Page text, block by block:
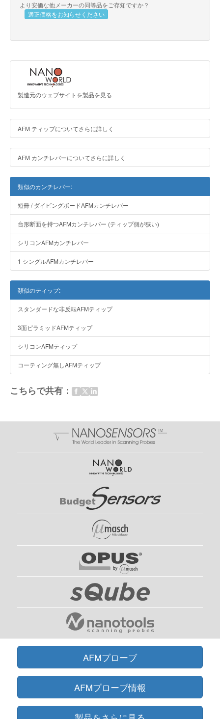
より安価な他メーカーの同等品をご存知ですか？
適正価格をお知らせください
製造元のウェブサイトを製品を見る
AFM ティップについてさらに詳しく
AFM カンチレバーについてさらに詳しく
類似のカンチレバー:
短冊 / ダイビングボードAFMカンチレバー
台形断面を持つAFMカンチレバー (ティップ側が狭い)
シリコンAFMカンチレバー
1 シングルAFMカンチレバー
類似のティップ:
スタンダードな非反転AFMティップ
3面ピラミッドAFMティップ
シリコンAFMティップ
コーティング無しAFMティップ
こちらで共有：
AFMプローブ
AFMプローブ情報